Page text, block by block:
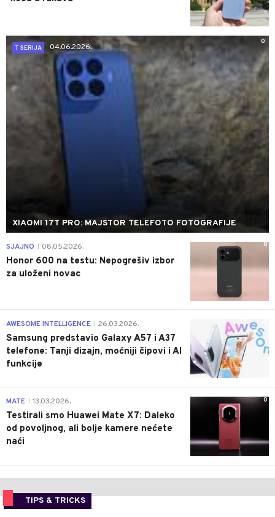
0
T SERIJA
04.06.2026.
XIAOMI 17T PRO: MAJSTOR TELEFOTO FOTOGRAFIJE
0
SJAJNO 08.05.2026.
Honor 600 na testu: Nepogrešiv izbor
za uloženi novac
AWESOME INTELLIGENCE 26.03.2026.
Samsung predstavio Galaxy A57 i A37
telefone: Tanji dizajn, moćniji čipovi i AI
funkcije
0
MATE 13.03.2026.
Testirali smo Huawei Mate X7: Daleko
od povoljnog, ali bolje kamere nećete
naći
TIPS & TRICKS